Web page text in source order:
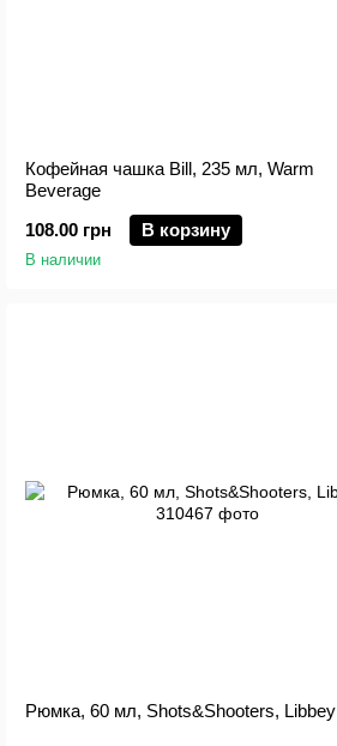
Кофейная чашка Bill, 235 мл, Warm
Beverage
108.00 грн
В корзину
В наличии
Рюмка, 60 мл, Shots&Shooters, Libbey